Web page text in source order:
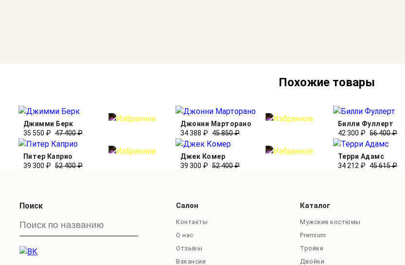
Похожие товары
Джимми Берк
35 550 ₽ 47 400 ₽
Джонни Марторано
34 388 ₽ 45 850 ₽
Билли Фуллерт
42 300 ₽ 56 400 ₽
Питер Каприо
39 300 ₽ 52 400 ₽
Джек Комер
39 300 ₽ 52 400 ₽
Терри Адамс
34 212 ₽ 45 615 ₽
Поиск Салон
Контакты
О нас
Отзывы
Вакансии
Каталог
Мужские костюмы
Premium
Тройки
Двойки